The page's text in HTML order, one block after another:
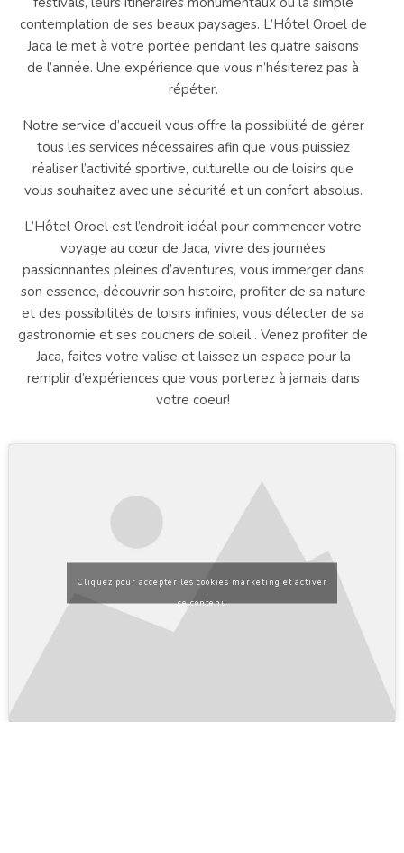
contemplation de ses beaux paysages. L’Hôtel Oroel de
Jaca le met à votre portée pendant les quatre saisons
de l’année. Une expérience que vous n’hésiterez pas à
répéter.
Notre service d’accueil vous offre la possibilité de gérer
tous les services nécessaires afin que vous puissiez
réaliser l’activité sportive, culturelle ou de loisirs que
vous souhaitez avec une sécurité et un confort absolus.
L’Hôtel Oroel est l’endroit idéal pour commencer votre
voyage au cœur de Jaca, vivre des journées
passionnantes pleines d’aventures, vous immerger dans
son essence, découvrir son histoire, profiter de sa nature
et des possibilités de loisirs infinies, vous délecter de sa
gastronomie et ses couchers de soleil . Venez profiter de
Jaca, faites votre valise et laissez un espace pour la
remplir d’expériences que vous porterez à jamais dans
votre coeur!
Cliquez pour accepter les cookies marketing et activer
ce contenu